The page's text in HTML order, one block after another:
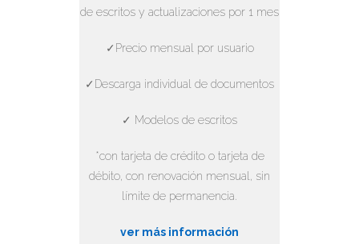
de escritos y actualizaciones por 1 mes
✓Precio mensual por usuario
✓Descarga individual de documentos
✓ Modelos de escritos
*con tarjeta de crédito o tarjeta de
débito, con renovación mensual, sin
límite de permanencia.
ver más información